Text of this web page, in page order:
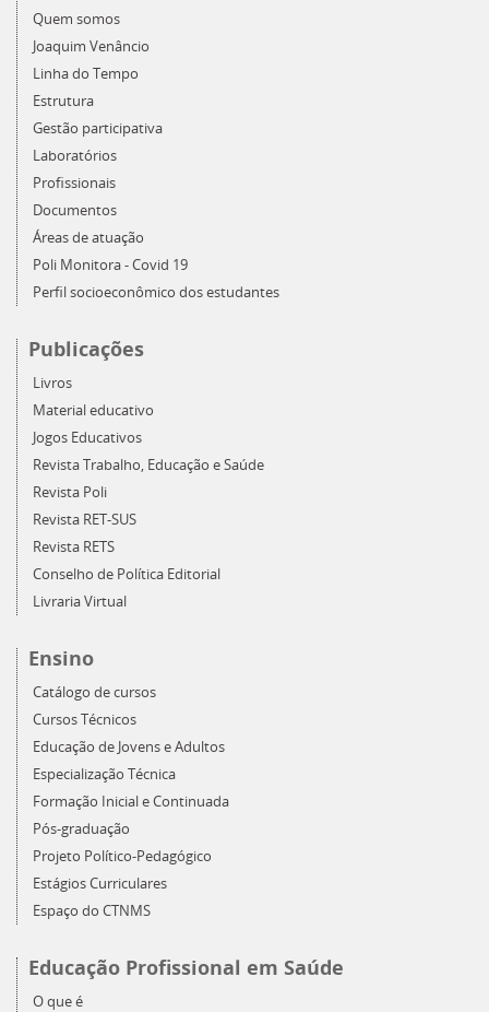
Quem somos
Joaquim Venâncio
Linha do Tempo
Estrutura
Gestão participativa
Laboratórios
Profissionais
Documentos
Áreas de atuação
Poli Monitora - Covid 19
Perfil socioeconômico dos estudantes
Publicações
Livros
Material educativo
Jogos Educativos
Revista Trabalho, Educação e Saúde
Revista Poli
Revista RET-SUS
Revista RETS
Conselho de Política Editorial
Livraria Virtual
Ensino
Catálogo de cursos
Cursos Técnicos
Educação de Jovens e Adultos
Especialização Técnica
Formação Inicial e Continuada
Pós-graduação
Projeto Político-Pedagógico
Estágios Curriculares
Espaço do CTNMS
Educação Profissional em Saúde
O que é